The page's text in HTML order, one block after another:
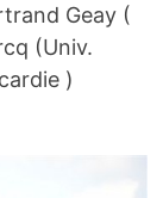
Geay (
(Univ.
)